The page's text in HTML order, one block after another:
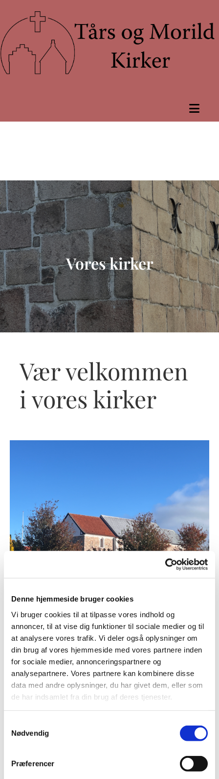
Denne hjemmeside bruger cookies
Vi bruger cookies til at tilpasse vores indhold og
annoncer, til at vise dig funktioner til sociale medier og til
at analysere vores trafik. Vi deler også oplysninger om
din brug af vores hjemmeside med vores partnere inden
for sociale medier, annonceringspartnere og
analysepartnere. Vores partnere kan kombinere disse
data med andre oplysninger, du har givet dem, eller som
de har indsamlet fra din brug af deres tjenester.
Nødvendig
Præferencer
Vores kirker
Vær velkommen
i vores kirker
Tårs Kirke
Bredgade 96
9830 Tårs
Læs mere